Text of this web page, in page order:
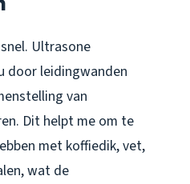
Ultrasone
door leidingwanden
van
Dit helpt me om te
met koffiedik, vet,
wat de